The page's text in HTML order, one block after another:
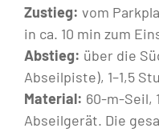
Zustieg: vom
in ca. 10 min zum
Abstieg: über die
Abseilpiste), 1–1,5
Material: 60-m-Seil,
Abseilgerät. Die